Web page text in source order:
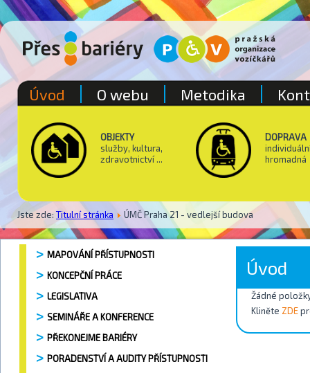
OBJEKTY
služby, kultura,
zdravotnictví ...
DOPRAVA
hromadná
Jste zde: Titulní stránka ÚMČ Praha 21 - vedlejší budova
Úvod O webu Metodika
MAPOVÁNÍ PŘÍSTUPNOSTI
KONCEPČNÍ PRÁCE
LEGISLATIVA
SEMINÁŘE A KONFERENCE
PŘEKONEJME BARIÉRY
PORADENSTVÍ A AUDITY PŘÍSTUPNOSTI
Úvod
Žádné
Kliněte ZDE